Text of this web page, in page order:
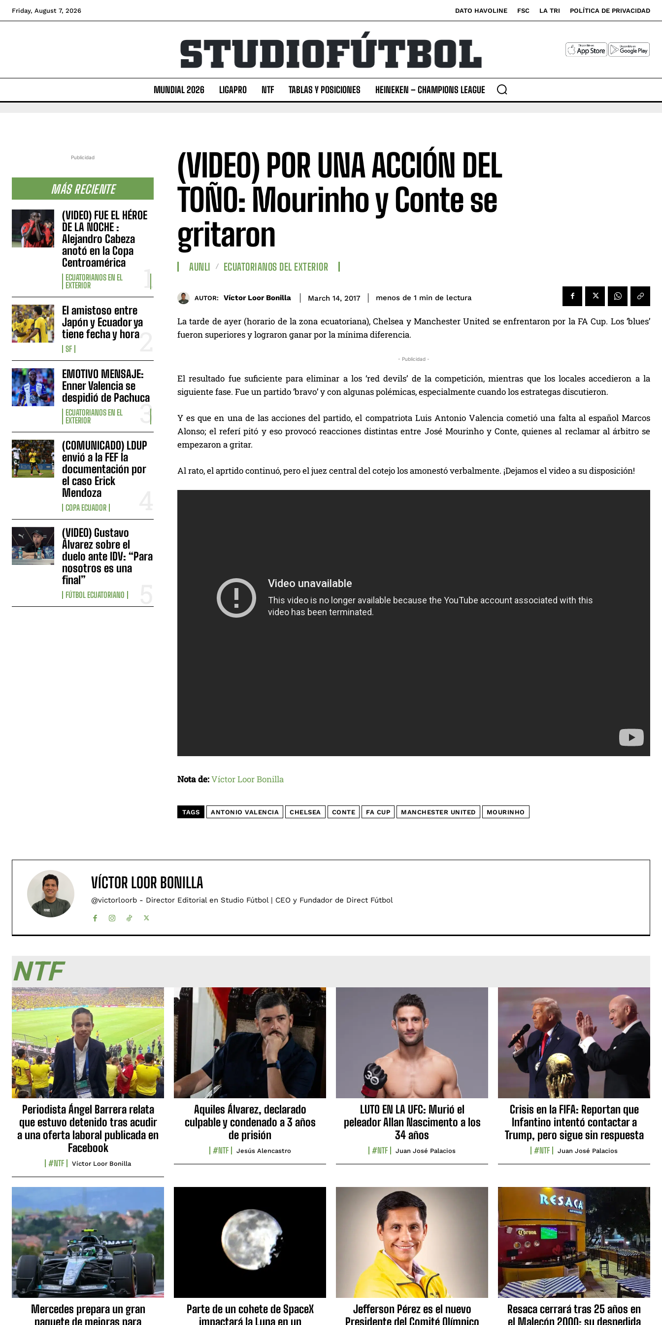
Friday, August 7, 2026 DATO HAVOLINE FSC LA TRI POLÍTICA DE PRIVACIDAD
MUNDIAL 2026 LIGAPRO NTF TABLAS Y POSICIONES HEINEKEN – CHAMPIONS LEAGUE
Publicidad
MÁS RECIENTE
(VIDEO) FUE EL HÉROE
DE LA NOCHE :
Alejandro Cabeza
anotó en la Copa
Centroamérica
ECUATORIANOS EN EL
EXTERIOR
El amistoso entre
Japón y Ecuador ya
tiene fecha y hora
SF
EMOTIVO MENSAJE:
Enner Valencia se
despidió de Pachuca
ECUATORIANOS EN EL
EXTERIOR
(COMUNICADO) LDUP
envió a la FEF la
documentación por
el caso Erick
Mendoza
COPA ECUADOR
(VIDEO) Gustavo
Álvarez sobre el
duelo ante IDV: “Para
nosotros es una
final”
FÚTBOL ECUATORIANO
(VIDEO) POR UNA ACCIÓN DEL
TOÑO: Mourinho y Conte se
gritaron
AUNLI ECUATORIANOS DEL EXTERIOR
AUTOR: Víctor Loor Bonilla March 14, 2017 menos de 1 min de lectura
La tarde de ayer (horario de la zona ecuatoriana), Chelsea y Manchester United se enfrentaron por la FA Cup. Los ‘blues’
fueron superiores y lograron ganar por la mínima diferencia.
- Publicidad -
El resultado fue suficiente para eliminar a los ‘red devils’ de la competición, mientras que los locales accedieron a la
siguiente fase. Fue un partido ‘bravo’ y con algunas polémicas, especialmente cuando los estrategas discutieron.
Y es que en una de las acciones del partido, el compatriota Luis Antonio Valencia cometió una falta al español Marcos
Alonso; el referí pitó y eso provocó reacciones distintas entre José Mourinho y Conte, quienes al reclamar al árbitro se
empezaron a gritar.
Al rato, el aprtido continuó, pero el juez central del cotejo los amonestó verbalmente. ¡Dejamos el video a su disposición!
Nota de:Víctor Loor Bonilla
TAGS ANTONIO VALENCIA CHELSEA CONTE FA CUP MANCHESTER UNITED MOURINHO
VÍCTOR LOOR BONILLA
@victorloorb - Director Editorial en Studio Fútbol | CEO y Fundador de Direct Fútbol
NTF
Periodista Ángel Barrera relata
que estuvo detenido tras acudir
a una oferta laboral publicada en
Facebook
#NTF Víctor Loor Bonilla
Aquiles Álvarez, declarado
culpable y condenado a 3 años
de prisión
#NTF Jesús Alencastro
LUTO EN LA UFC: Murió el
peleador Allan Nascimento a los
34 años
#NTF Juan José Palacios
Crisis en la FIFA: Reportan que
Infantino intentó contactar a
Trump, pero sigue sin respuesta
#NTF Juan José Palacios
Mercedes prepara un gran
paquete de mejoras para
Parte de un cohete de SpaceX
impactará la Luna en un
Jefferson Pérez es el nuevo
Presidente del Comité Olímpico
Resaca cerrará tras 25 años en
el Malecón 2000: su despedida